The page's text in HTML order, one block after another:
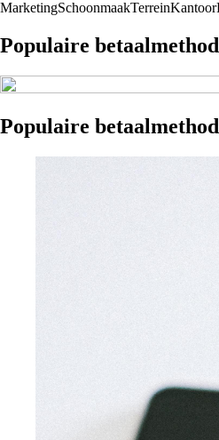
MarketingSchoonmaakTerreinKantoor
Populaire
Populaire